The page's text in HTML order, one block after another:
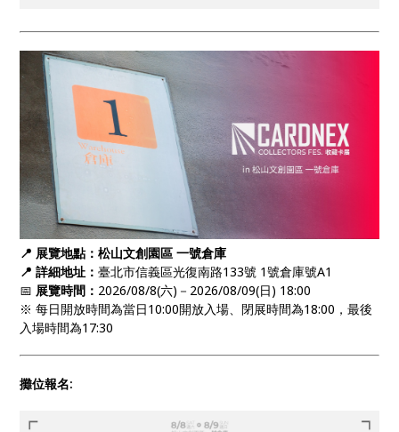
📍 展覽地點：松山文創園區 一號倉庫
📍詳細地址：臺北市信義區光復南路133號 1號倉庫號A1
📅 展覽時間： 2026/08/8(六)－2026/08/09(日) 18:00
※ 每日開放時間為當日10:00開放入場、閉展時間為18:00，最後
入場時間為17:30
攤位報名: